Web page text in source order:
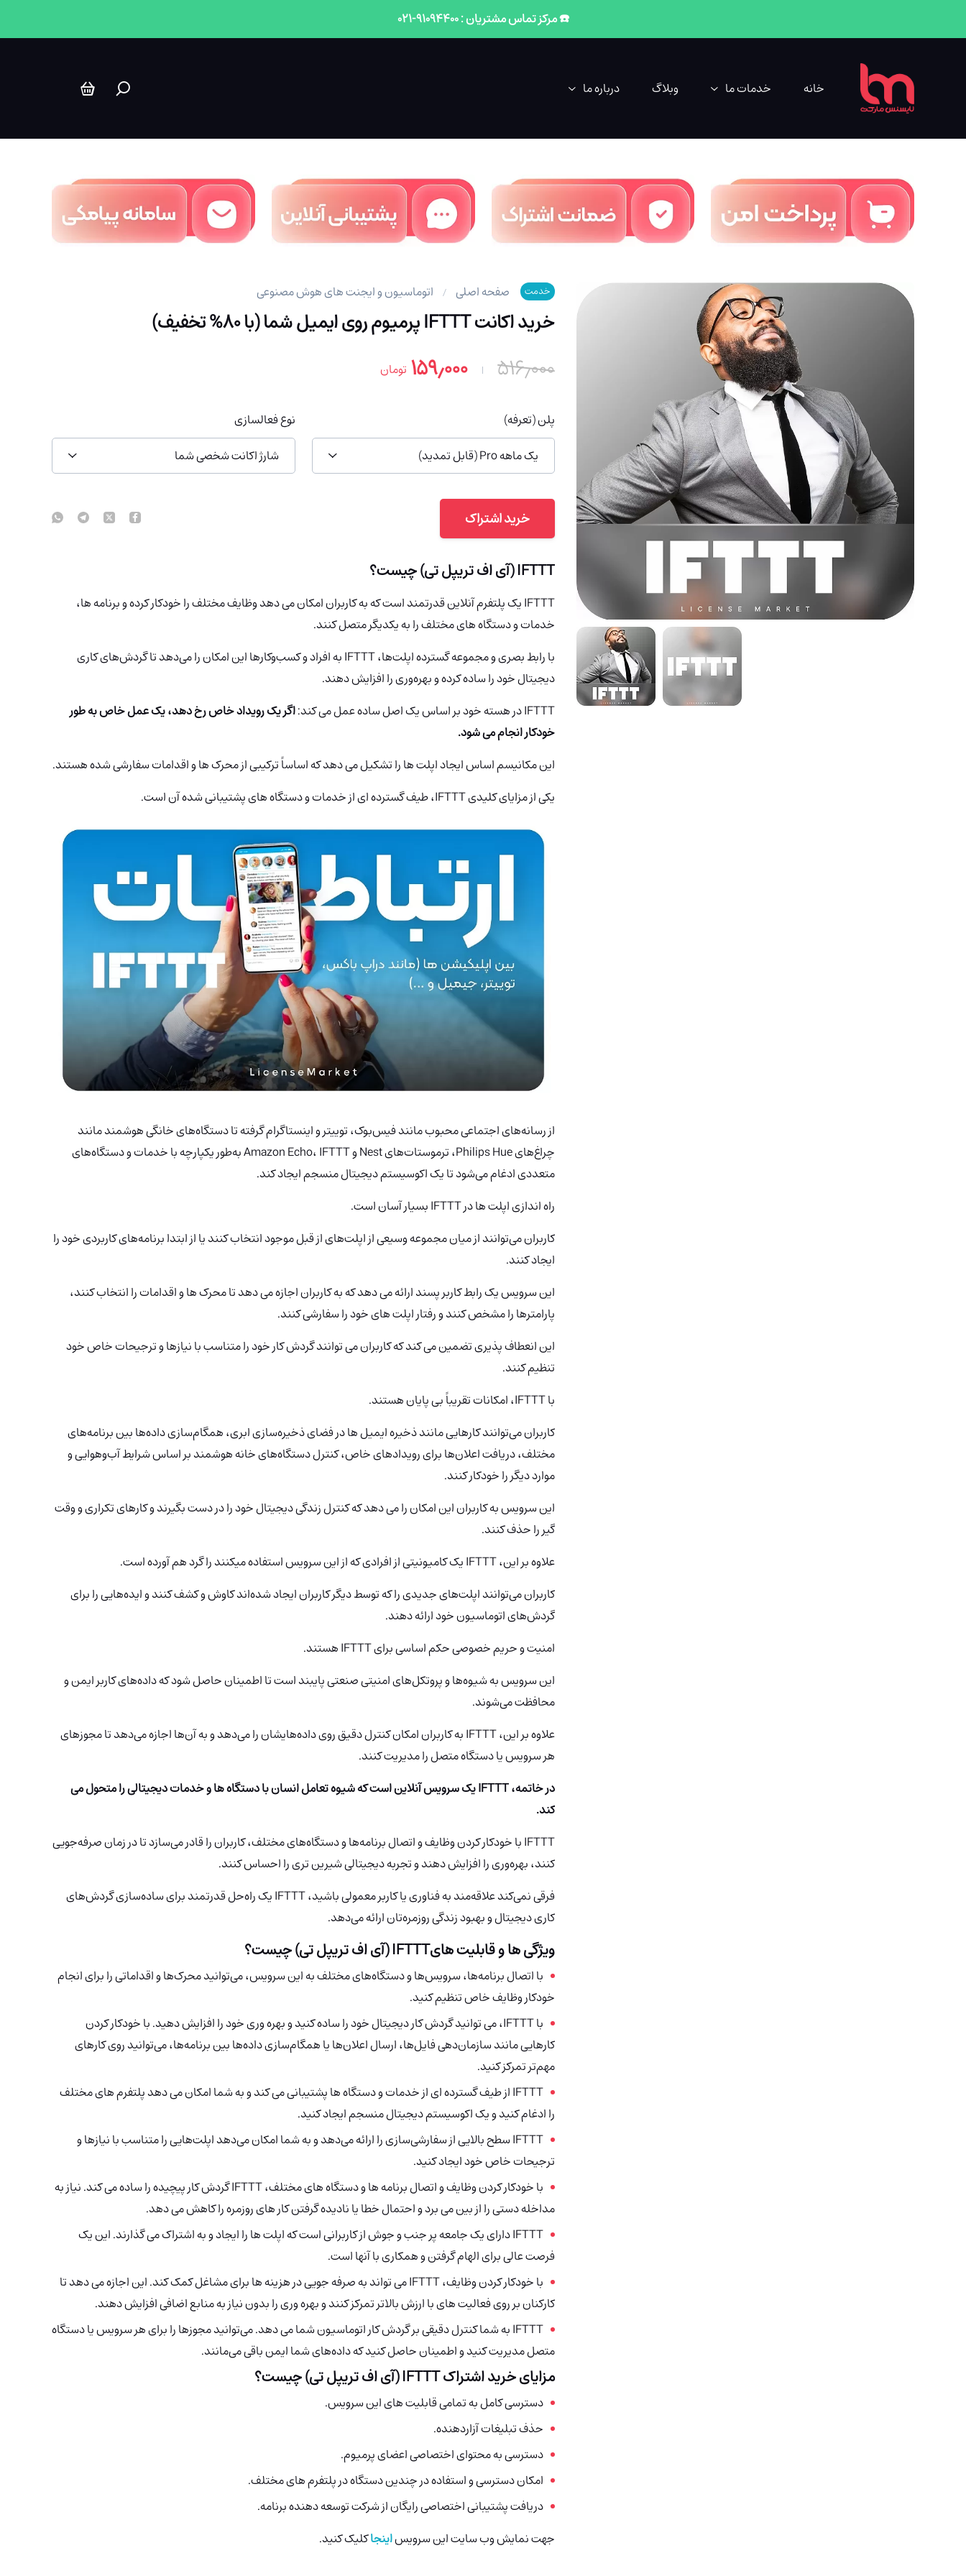
☎️ مرکز تماس مشتریان : 91094400-021
خانه خدمات ما وبلاگ درباره ما
خدمت صفحه اصلی اتوماسیون و ایجنت های هوش مصنوعی
خرید اکانت IFTTT پرمیوم روی ایمیل شما (با 80% تخفیف)
۵۱۶٫۰۰۰ ۱۵۹٫۰۰۰ تومان
پلن (تعرفه)
یک ماهه Pro (قابل تمدید)
نوع فعالسازی
شارژ اکانت شخصی شما
خرید اشتراک
IFTTT (آی اف تریپل تی) چیست؟
IFTTT یک پلتفرم آنلاین قدرتمند است که به کاربران امکان می دهد وظایف مختلف را خودکار کرده و برنامه ها،
خدمات و دستگاه های مختلف را به یکدیگر متصل کنند.
با رابط بصری و مجموعه گسترده اپلت‌ها، IFTTT
به افراد و کسب‌وکارها این امکان را می‌دهد تا گردش‌های کاری
دیجیتال خود را ساده کرده و بهره‌وری را افزایش دهند.
IFTTT در هسته خود بر اساس یک اصل ساده عمل می کند:
اگر یک رویداد خاص رخ دهد، یک عمل خاص به طور
خودکار انجام می شود.
این مکانیسم اساس ایجاد اپلت ها را تشکیل می دهد که اساساً ترکیبی از محرک ها و اقدامات سفارشی شده هستند.
یکی از مزایای کلیدی IFTTT، طیف گسترده ای از خدمات و دستگاه های پشتیبانی شده آن است.
از رسانه‌های اجتماعی محبوب مانند فیس‌بوک، توییتر و اینستاگرام گرفته تا دستگاه‌های خانگی هوشمند مانند
چراغ‌های Philips Hue، ترموستات‌های Nest و Amazon Echo، IFTTT به‌طور یکپارچه با خدمات و دستگاه‌های
متعددی ادغام می‌شود تا یک اکوسیستم دیجیتال منسجم ایجاد کند.
راه اندازی اپلت ها در IFTTT بسیار آسان است.
کاربران می‌توانند از میان مجموعه وسیعی از اپلت‌های از قبل موجود انتخاب کنند یا از ابتدا برنامه‌های کاربردی خود را
ایجاد کنند.
این سرویس یک رابط کاربر پسند ارائه می دهد که به کاربران اجازه می دهد تا محرک ها و اقدامات را انتخاب کنند،
پارامترها را مشخص کنند و رفتار اپلت های خود را سفارشی کنند.
این انعطاف پذیری تضمین می کند که کاربران می توانند گردش کار خود را متناسب با نیازها و ترجیحات خاص خود
تنظیم کنند.
با IFTTT، امکانات تقریباً بی پایان هستند.
کاربران می‌توانند کارهایی مانند ذخیره ایمیل ها در فضای ذخیره‌سازی ابری، همگام‌سازی داده‌ها بین برنامه‌های
مختلف، دریافت اعلان‌ها برای رویدادهای خاص، کنترل دستگاه‌های خانه هوشمند بر اساس شرایط آب‌وهوایی و
موارد دیگر را خودکار کنند.
این سرویس به کاربران این امکان را می دهد که کنترل زندگی دیجیتال خود را در دست بگیرند و کارهای تکراری و وقت
گیر را حذف کنند.
علاوه بر این، IFTTT یک کامیونیتی از افرادی که از این سرویس استفاده میکنند را گرد هم آورده است.
کاربران می‌توانند اپلت‌های جدیدی را که توسط دیگر کاربران ایجاد شده‌اند کاوش و کشف کنند و ایده‌هایی را برای
گردش‌های اتوماسیون خود ارائه دهند.
امنیت و حریم خصوصی حکم اساسی برای IFTTT
هستند.
این سرویس به شیوه‌ها و پروتکل‌های امنیتی صنعتی پایبند است تا اطمینان حاصل شود که داده‌های کاربر ایمن و
محافظت می‌شوند.
علاوه بر این، IFTTT به کاربران امکان کنترل دقیق روی داده‌هایشان را می‌دهد و به آن‌ها اجازه می‌دهد تا مجوزهای
هر سرویس یا دستگاه متصل را مدیریت کنند.
در خاتمه، IFTTT یک سرویس آنلاین است که شیوه تعامل انسان با دستگاه ها و خدمات دیجیتالی را متحول می
کند.
IFTTT با خودکار کردن وظایف و اتصال برنامه‌ها و دستگاه‌های مختلف، کاربران را قادر می‌سازد تا در زمان صرفه‌جویی
کنند، بهره‌وری را افزایش دهند و تجربه دیجیتالی شیرین تری را احساس کنند.
فرقی نمی‌کند علاقه‌مند به فناوری یا کاربر معمولی باشید، IFTTT یک راه‌حل قدرتمند برای ساده‌سازی گردش‌های
کاری دیجیتال و بهبود زندگی روزمره‌تان ارائه می‌دهد.
ویژگی ها و قابلیت هایIFTTT (آی اف تریپل تی) چیست؟
با اتصال برنامه‌ها، سرویس‌ها و دستگاه‌های مختلف به این سرویس، می‌توانید محرک‌ها و اقداماتی را برای انجام
خودکار وظایف خاص تنظیم کنید.
با IFTTT، می توانید گردش کار دیجیتال خود را ساده کنید و بهره وری خود را افزایش دهید. با خودکار کردن
کارهایی مانند سازمان‌دهی فایل‌ها، ارسال اعلان‌ها یا همگام‌سازی داده‌ها بین برنامه‌ها، می‌توانید روی کارهای
مهم‌تر تمرکز کنید.
IFTTT از طیف گسترده ای از خدمات و دستگاه ها پشتیبانی می کند و به شما امکان می دهد پلتفرم های مختلف
را ادغام کنید و یک اکوسیستم دیجیتال منسجم ایجاد کنید.
IFTTT سطح بالایی از سفارشی‌سازی را ارائه می‌دهد و به شما امکان می‌دهد اپلت‌هایی را متناسب با نیازها و
ترجیحات خاص خود ایجاد کنید.
با خودکار کردن وظایف و اتصال برنامه ها و دستگاه های مختلف، IFTTT
گردش کار پیچیده را ساده می کند. نیاز به
مداخله دستی را از بین می برد و احتمال خطا یا نادیده گرفتن کار های روزمره را کاهش می دهد.
IFTTT دارای یک جامعه پر جنب و جوش از کاربرانی است که اپلت ها را ایجاد و به اشتراک می گذارند. این یک
فرصت عالی برای الهام گرفتن و همکاری با آنها است.
با خودکار کردن وظایف، IFTTT می تواند به صرفه جویی در هزینه ها برای مشاغل کمک کند. این اجازه می دهد تا
کارکنان بر روی فعالیت های با ارزش بالاتر تمرکز کنند و بهره وری را بدون نیاز به منابع اضافی افزایش دهند.
IFTTTبه شما کنترل دقیقی بر گردش کار اتوماسیون شما می دهد. می‌توانید مجوزها را برای هر سرویس یا دستگاه
متصل مدیریت کنید و اطمینان حاصل کنید که داده‌های شما ایمن باقی می‌مانند.
مزایای خرید اشتراک IFTTT (آی اف تریپل تی) چیست؟
دسترسی کامل به تمامی قابلیت های این سرویس.
حذف تبلیغات آزاردهنده.
دسترسی به محتوای اختصاصی اعضای پرمیوم.
امکان دسترسی و استفاده در چندین دستگاه در پلتفرم های مختلف.
دریافت پشتیبانی اختصاصی رایگان از شرکت توسعه دهنده برنامه.
جهت نمایش وب سایت این سرویساینجاکلیک کنید.